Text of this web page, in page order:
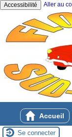
Accessibilité Aller au
Accueil
Se connecter